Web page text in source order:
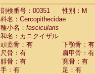
剖検番号：00351
性別：M
科名：Cercopithecidae
種小名： fascicularis
和名：カニクイザル
頭蓋骨：有
下顎骨：有
尺骨：有
肩甲骨：有
腓骨：有
寛骨：有
手：有
足：有